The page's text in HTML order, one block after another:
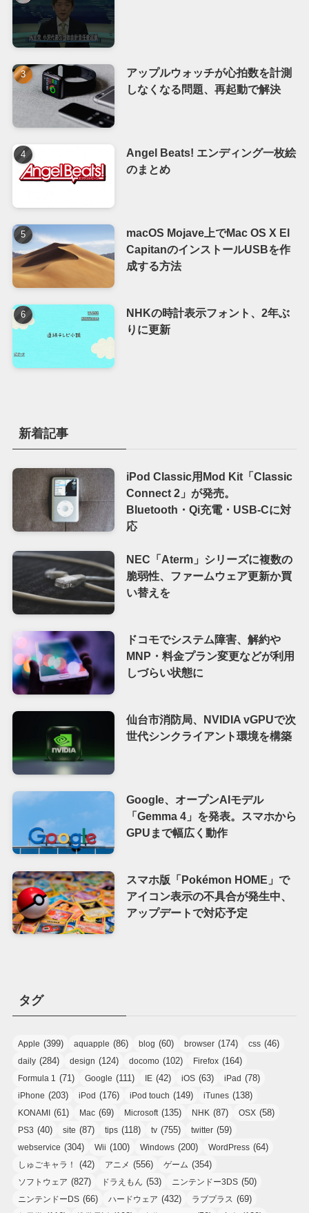
アップルウォッチが心拍数を計測
しなくなる問題、再起動で解決
Angel Beats! エンディング一枚絵
のまとめ
macOS Mojave上でMac OS X El
CapitanのインストールUSBを作
成する方法
NHKの時計表示フォント、2年ぶ
りに更新
新着記事
iPod Classic用Mod Kit「Classic
Connect 2」が発売。
Bluetooth・Qi充電・USB-Cに対
応
NEC「Aterm」シリーズに複数の
脆弱性、ファームウェア更新か買
い替えを
ドコモでシステム障害、解約や
MNP・料金プラン変更などが利用
しづらい状態に
仙台市消防局、NVIDIA vGPUで次
世代シンクライアント環境を構築
Google、オープンAIモデル
「Gemma 4」を発表。スマホから
GPUまで幅広く動作
スマホ版「Pokémon HOME」で
アイコン表示の不具合が発生中、
アップデートで対応予定
タグ
Apple (399) aquapple (86) blog (60) browser (174) css (46)
daily (284) design (124) docomo (102) Firefox (164)
Formula 1 (71) Google (111) IE (42) iOS (63) iPad (78)
iPhone (203) iPod (176) iPod touch (149) iTunes (138)
KONAMI (61) Mac (69) Microsoft (135) NHK (87) OSX (58)
PS3 (40) site (87) tips (118) tv (755) twitter (59)
webservice (304) Wii (100) Windows (200) WordPress (64)
しゅごキャラ！ (42) アニメ (556) ゲーム (354)
ソフトウェア (827) ドラえもん (53) ニンテンドー3DS (50)
ニンテンドーDS (66) ハードウェア (432) ラブプラス (69)